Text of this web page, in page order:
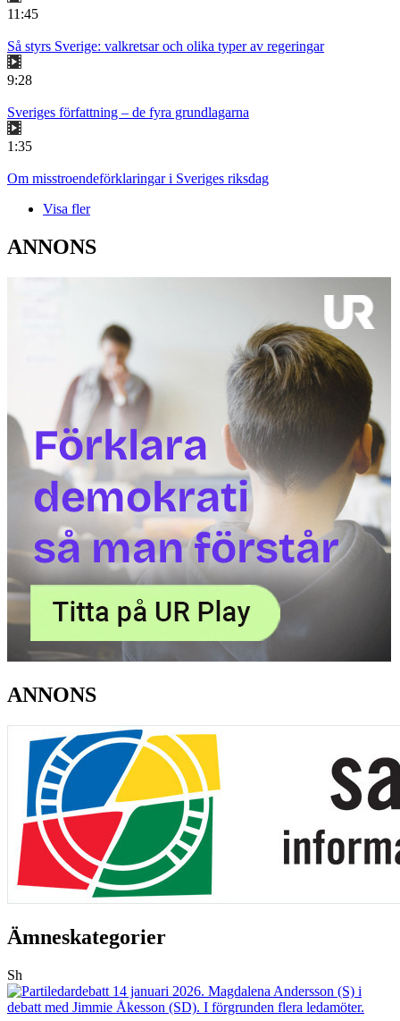
11:45
Så styrs Sverige: valkretsar och olika typer av regeringar
9:28
Sveriges författning – de fyra grundlagarna
1:35
Om misstroendeförklaringar i Sveriges riksdag
Visa fler
ANNONS
ANNONS
Ämneskategorier
Sh